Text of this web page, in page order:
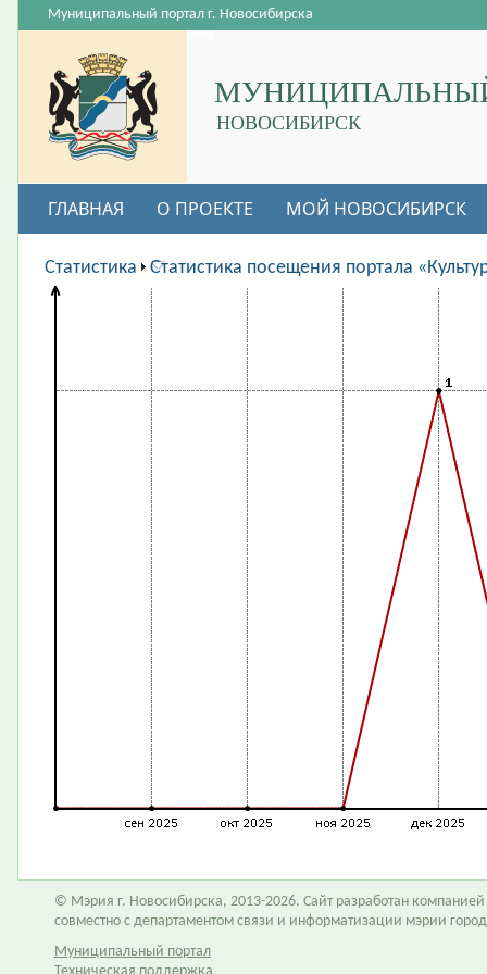
НОВОСИБИРСК
Муниципальный портал г. Новосибирска
ГЛАВНАЯ О ПРОЕКТЕ МОЙ НОВОСИБИРСК
ВАКАНСИИ
Статистика Статистика посещения портала
© Мэрия г. Новосибирска, 2013-2026. Сайт разработан компанией
совместно с департаментом связи и информатизации мэрии
Муниципальный портал